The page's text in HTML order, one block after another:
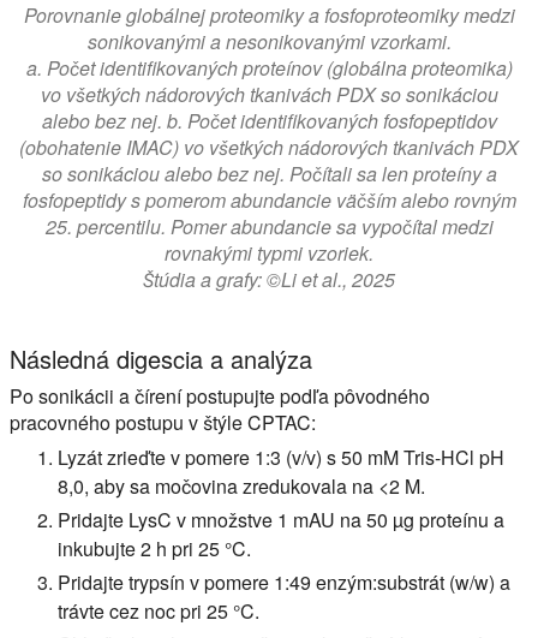
Porovnanie globálnej proteomiky a fosfoproteomiky medzi
sonikovanými a nesonikovanými vzorkami.
a. Počet identifikovaných proteínov (globálna proteomika)
vo všetkých nádorových tkanivách PDX so sonikáciou
alebo bez nej. b. Počet identifikovaných fosfopeptidov
(obohatenie IMAC) vo všetkých nádorových tkanivách PDX
so sonikáciou alebo bez nej. Počítali sa len proteíny a
fosfopeptidy s pomerom abundancie väčším alebo rovným
25. percentilu. Pomer abundancie sa vypočítal medzi
rovnakými typmi vzoriek.
Štúdia a grafy: ©Li et al., 2025
Následná digescia a analýza
Po sonikácii a čírení postupujte podľa pôvodného
pracovného postupu v štýle CPTAC:
Lyzát zrieďte v pomere 1:3 (v/v) s 50 mM Tris-HCl pH
8,0, aby sa močovina zredukovala na <2 M.
Pridajte LysC v množstve 1 mAU na 50 µg proteínu a
inkubujte 2 h pri 25 °C.
Pridajte trypsín v pomere 1:49 enzým:substrát (w/w) a
trávte cez noc pri 25 °C.